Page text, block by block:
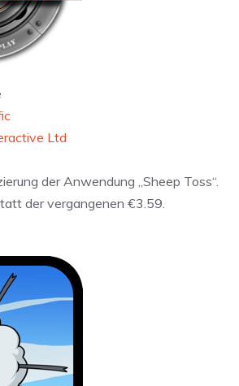
Ltd
der Anwendung „Sheep Toss“.
der vergangenen €3.59.